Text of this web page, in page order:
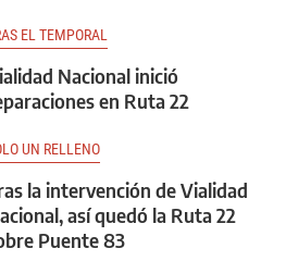
EL TEMPORAL
Nacional inició
en Ruta 22
UN RELLENO
la intervención de Vialidad
así quedó la Ruta 22
Puente 83